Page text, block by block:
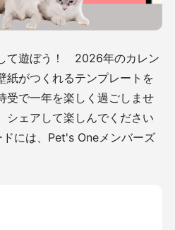
て遊ぼう！ 2026年のカレン
紙がつくれるテンプレートを
受で一年を楽しく過ごしませ
ェアして楽しんでください
には、Pet's Oneメンバーズ